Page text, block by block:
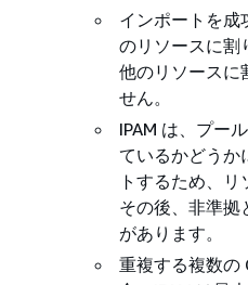
インポートを成
のリソースに割
他のリソースに
せん。
IPAM は、プー
ているかどうか
トするため、リ
その後、非準拠
があります。
重複する複数の